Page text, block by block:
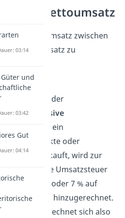
und Nettoumsatz
beim Umsatz zwischen
und Nettoumsatz zu
ist der
inklusive
. Wenn ein
Produkte oder
verkauft, wird zur
meist die Umsatzsteuer
19 % oder 7 % auf
Produkte) hinzugerechnet.
errechnet sich also
03:14
Güter und
03:42
Gut
04:14